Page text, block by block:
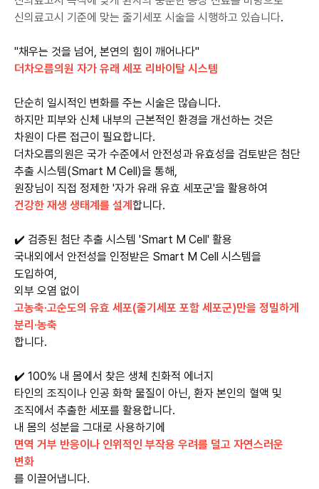
신의료고시 기준에 맞는 줄기세포 시술을 시행하고 있습니다
더차오름의원 자가 유래 세포 리바이탈 시스템
단순히 일시적인 변화를 주는 시술은 많습니다.
하지만 피부와 신체 내부의 근본적인 환경을 개선하는 것은
차원이 다른 접근이 필요합니다.
더차오름의원은 국가 수준에서 안전성과 유효성을 검토받은 첨단
추출 시스템(Smart M Cell)을 통해,
원장님이 직접 정제한 '자가 유래 유효 세포군'을 활용하여
건강한 재생 생태계를 설계 합니다.
✔️ 검증된 첨단 추출 시스템 'Smart M Cell' 활용
국내외에서 안전성을 인정받은 Smart M Cell 시스템을
도입하여,
외부 오염 없이
고농축·고순도의 유효 세포(줄기세포 포함 세포군)만을 정밀하게
분리·농축
합니다.
✔️ 100% 내 몸에서 찾은 생체 친화적 에너지
타인의 조직이나 인공 화학 물질이 아닌, 환자 본인의 혈액 및
조직에서 추출한 세포를 활용합니다.
내 몸의 성분을 그대로 사용하기에
면역 거부 반응이나 인위적인 부작용 우려를 덜고 자연스러운
변화
를 이끌어냅니다.